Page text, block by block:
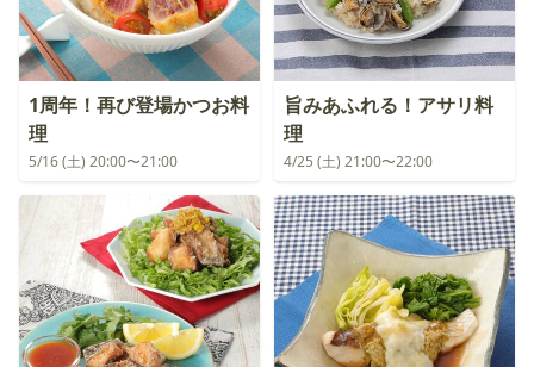
1周年！再び登場かつお料
理
5/16 (土) 20:00〜21:00
旨みあふれる！アサリ料
理
4/25 (土) 21:00〜22:00